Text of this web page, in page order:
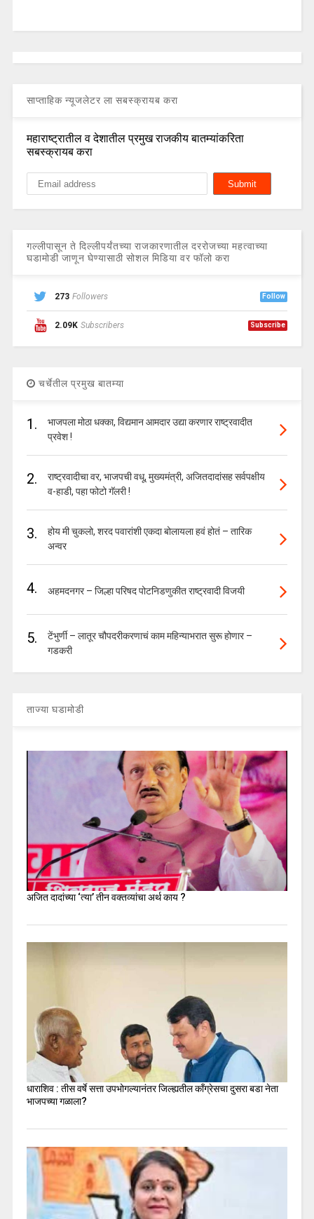
साप्ताहिक न्यूजलेटर ला सबस्क्रायब करा
महाराष्ट्रातील व देशातील प्रमुख राजकीय बातम्यांकरिता
सबस्क्रायब करा
गल्लीपासून ते दिल्लीपर्यंतच्या राजकारणातील दररोजच्या महत्वाच्या
घडामोडी जाणून घेण्यासाठी सोशल मिडिया वर फॉलो करा
273 Followers Follow
2.09K Subscribers Subscribe
चर्चेतील प्रमुख बातम्या
1.
भाजपला मोठा धक्का, विद्यमान आमदार उद्या करणार राष्ट्रवादीत
प्रवेश !
2.
राष्ट्रवादीचा वर, भाजपची वधू, मुख्यमंत्री, अजितदादांसह सर्वपक्षीय
व-हाडी, पहा फोटो गॅलरी !
3.
होय मी चुकलो, शरद पवारांशी एकदा बोलायला हवं होतं – तारिक
अन्वर
4. अहमदनगर – जिल्हा परिषद पोटनिडणुकीत राष्ट्रवादी विजयी
5.
टेंभुर्णी – लातूर चौपदरीकरणाचं काम महिन्याभरात सुरू होणार –
गडकरी
ताज्या घडामोडी
अजित दादांच्या ‘त्या’ तीन वक्तव्यांचा अर्थ काय ?
धाराशिव : तीस वर्षे सत्ता उपभोगल्यानंतर जिल्ह्यतील कॉंग्रेसचा दुसरा बडा नेता
भाजपच्या गळाला?